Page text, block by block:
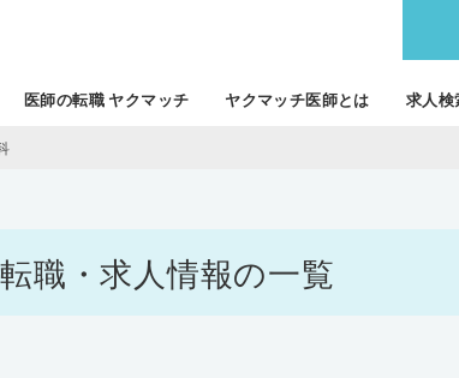
医師の転職 ヤクマッチ ヤクマッチ医師とは 求人検
職・求人情報の一覧